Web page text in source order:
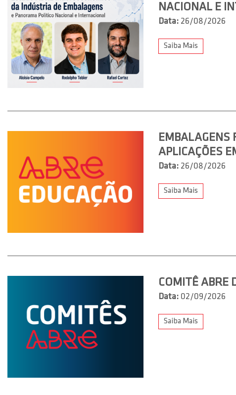
NACIONAL E
Data: 26/08/2026
Saiba Mais
EMBALAGENS
APLICAÇÕES
Data: 26/08/2026
Saiba Mais
COMITÊ ABRE
Data: 02/09/2026
Saiba Mais